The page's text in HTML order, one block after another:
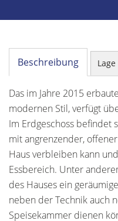
Beschreibung Lage
Das im Jahre 2015
modernen Stil, verfügt
Im Erdgeschoss befindet
mit angrenzender,
Haus verbleiben kann
Essbereich. Unter
des Hauses ein
neben der Technik auch
Speisekammer dienen